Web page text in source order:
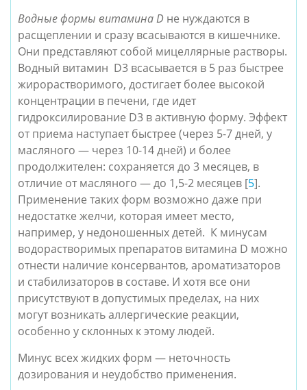
Водные формы витамина D не нуждаются в
расщеплении и сразу всасываются в кишечнике.
Они представляют собой мицеллярные растворы.
Водный витамин D3 всасывается в 5 раз быстрее
жирорастворимого, достигает более высокой
концентрации в печени, где идет
гидроксилирование D3 в активную форму. Эффект
от приема наступает быстрее (через 5-7 дней, у
масляного — через 10-14 дней) и более
продолжителен: сохраняется до 3 месяцев, в
отличие от масляного — до 1,5-2 месяцев [5].
Применение таких форм возможно даже при
недостатке желчи, которая имеет место,
например, у недоношенных детей. К минусам
водорастворимых препаратов витамина D можно
отнести наличие консервантов, ароматизаторов
и стабилизаторов в составе. И хотя все они
присутствуют в допустимых пределах, на них
могут возникать аллергические реакции,
особенно у склонных к этому людей.
Минус всех жидких форм — неточность
дозирования и неудобство применения.